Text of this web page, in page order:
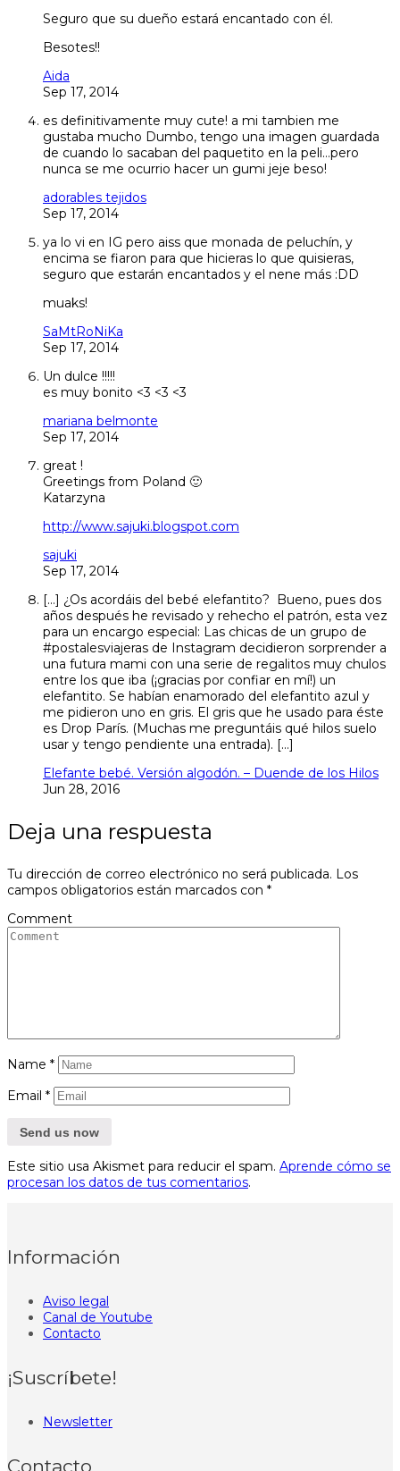
Seguro que su dueño estará encantado con él.
Besotes!!
Aida
Sep 17, 2014
es definitivamente muy cute! a mi tambien me
gustaba mucho Dumbo, tengo una imagen guardada
de cuando lo sacaban del paquetito en la peli…pero
nunca se me ocurrio hacer un gumi jeje beso!
adorables tejidos
Sep 17, 2014
ya lo vi en IG pero aiss que monada de peluchín, y
encima se fiaron para que hicieras lo que quisieras,
seguro que estarán encantados y el nene más :DD
muaks!
SaMtRoNiKa
Sep 17, 2014
Un dulce !!!!!
es muy bonito <3 <3 <3
mariana belmonte
Sep 17, 2014
great !
Greetings from Poland 🙂
Katarzyna
http://www.sajuki.blogspot.com
sajuki
Sep 17, 2014
[…] ¿Os acordáis del bebé elefantito? Bueno, pues dos
años después he revisado y rehecho el patrón, esta vez
para un encargo especial: Las chicas de un grupo de
#postalesviajeras de Instagram decidieron sorprender a
una futura mami con una serie de regalitos muy chulos
entre los que iba (¡gracias por confiar en mí!) un
elefantito. Se habían enamorado del elefantito azul y
me pidieron uno en gris. El gris que he usado para éste
es Drop París. (Muchas me preguntáis qué hilos suelo
usar y tengo pendiente una entrada). […]
Elefante bebé. Versión algodón. – Duende de los Hilos
Jun 28, 2016
Deja una respuesta
Tu dirección de correo electrónico no será publicada. Los
campos obligatorios están marcados con *
Comment
Name *
Email *
Este sitio usa Akismet para reducir el spam. Aprende cómo se
procesan los datos de tus comentarios.
Información
Aviso legal
Canal de Youtube
Contacto
¡Suscríbete!
Newsletter
Contacto